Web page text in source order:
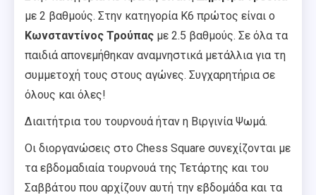
με 2 βαθμούς. Στην κατηγορία Κ6 πρώτος είναι ο
Κωνσταντίνος Τρούπας με 2.5 βαθμούς. Σε όλα τα
παιδιά απονεμήθηκαν αναμνηστικά μετάλλια για τη
συμμετοχή τους στους αγώνες. Συγχαρητήρια σε
όλους και όλες!
Διαιτήτρια του τουρνουά ήταν η Βιργινία Ψωμά.
Οι διοργανώσεις στο Chess Square συνεχίζονται με
τα εβδομαδιαία τουρνουά της Τετάρτης και του
Σαββάτου που αρχίζουν αυτή την εβδομάδα και τα